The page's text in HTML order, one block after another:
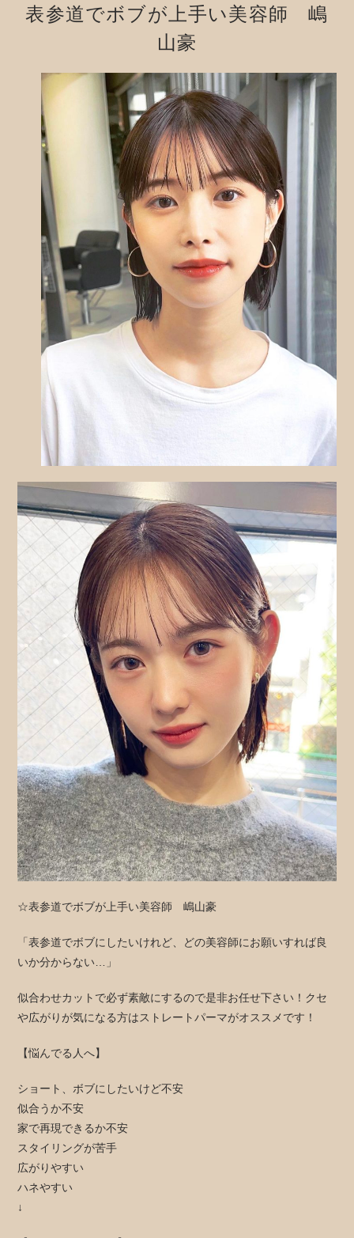
表参道でボブが上手い美容師 嶋
山豪
☆表参道でボブが上手い美容師 嶋山豪
「表参道でボブにしたいけれど、どの美容師にお願いすれば良
いか分からない…」
似合わせカットで必ず素敵にするので是非お任せ下さい！クセ
や広がりが気になる方はストレートパーマがオススメです！
【悩んでる人へ】
ショート、ボブにしたいけど不安
似合うか不安
家で再現できるか不安
スタイリングが苦手
広がりやすい
ハネやすい
↓